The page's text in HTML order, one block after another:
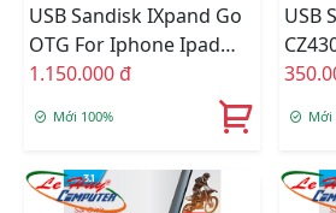
USB Sandisk IXpand Go
OTG For Iphone Ipad
128GB SDIX60N-128G-
1.150.000 đ
Mới 100%
USB
Mới